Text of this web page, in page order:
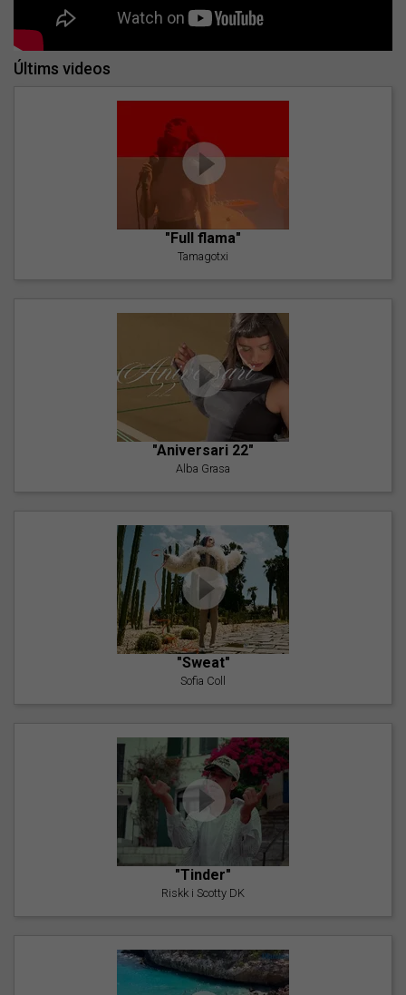
Últims videos
"Full flama"
Tamagotxi
"Aniversari 22"
Alba Grasa
"Sweat"
Sofia Coll
"Tinder"
Riskk i Scotty DK